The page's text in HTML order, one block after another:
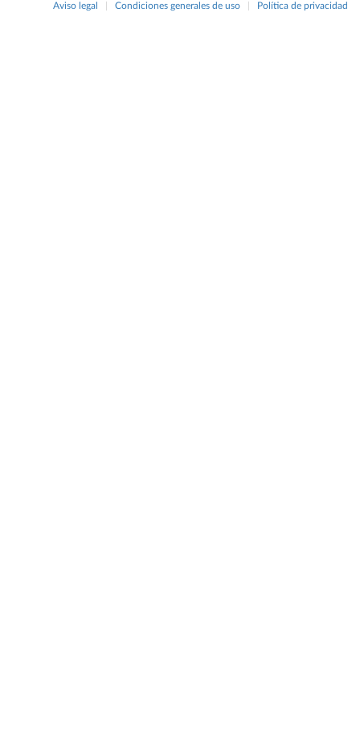
Aviso legal Condiciones generales de uso Política de privacidad